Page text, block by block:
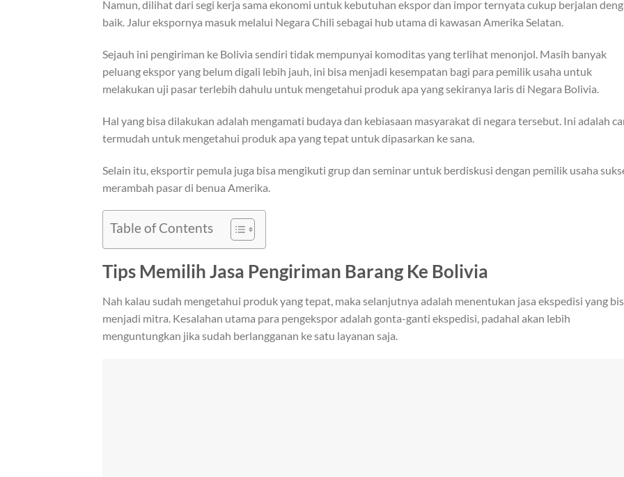
Namun, dilihat dari segi kerja sama ekonomi untuk kebutuhan ekspor dan impor ternyata cukup berjalan
baik. Jalur ekspornya masuk melalui Negara Chili sebagai hub utama di kawasan Amerika Selatan.
Sejauh ini pengiriman ke Bolivia sendiri tidak mempunyai komoditas yang terlihat menonjol. Masih banyak
peluang ekspor yang belum digali lebih jauh, ini bisa menjadi kesempatan bagi para pemilik usaha untuk
melakukan uji pasar terlebih dahulu untuk mengetahui produk apa yang sekiranya laris di Negara Bolivia.
Hal yang bisa dilakukan adalah mengamati budaya dan kebiasaan masyarakat di negara tersebut. Ini adalah
termudah untuk mengetahui produk apa yang tepat untuk dipasarkan ke sana.
Selain itu, eksportir pemula juga bisa mengikuti grup dan seminar untuk berdiskusi dengan pemilik usaha
merambah pasar di benua Amerika.
Table of Contents
Tips Memilih Jasa Pengiriman Barang Ke Bolivia
Nah kalau sudah mengetahui produk yang tepat, maka selanjutnya adalah menentukan jasa ekspedisi yang
menjadi mitra. Kesalahan utama para pengekspor adalah gonta-ganti ekspedisi, padahal akan lebih
menguntungkan jika sudah berlangganan ke satu layanan saja.